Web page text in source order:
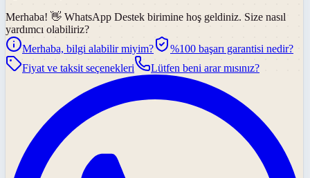
Merhaba! 👋 WhatsApp Destek birimine hoş geldiniz. Size nasıl
yardımcı olabiliriz?
Merhaba, bilgi alabilir miyim?
%100 başarı garantisi nedir?
Fiyat ve taksit seçenekleri
Lütfen beni arar mısınız?